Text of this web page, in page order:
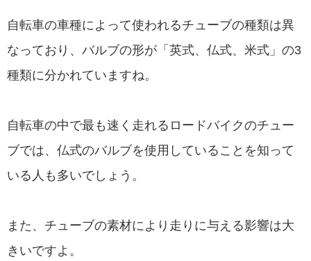
自転車の車種によって使われるチューブの種類は異
なっており、バルブの形が「英式、仏式、米式」の3
種類に分かれていますね。
自転車の中で最も速く走れるロードバイクのチュー
ブでは、仏式のバルブを使用していることを知って
いる人も多いでしょう。
また、チューブの素材により走りに与える影響は大
きいですよ。